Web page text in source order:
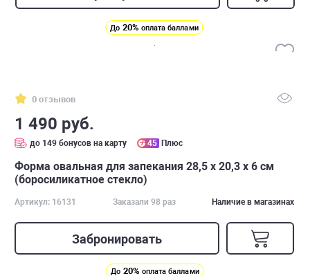
До 20% оплата баллами
0 отзывов
1 490 руб.
до 149 бонусов на карту 45 Плюс
Форма овальная для запекания 28,5 x 20,3 x 6 см
(боросиликатное стекло)
Артикул: 16131 Заказали 98 раз Наличие в магазинах
Забронировать
До 20% оплата баллами